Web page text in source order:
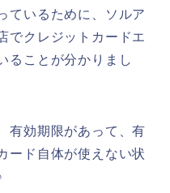
ているために、ソルア
でクレジットカードエ
ることが分かりまし
有効期限があって、有
ード自体が使えない状